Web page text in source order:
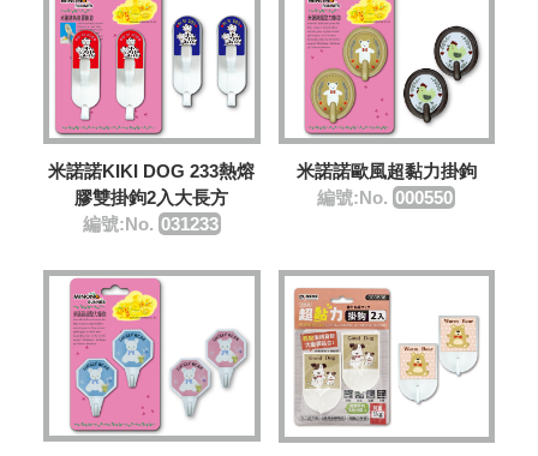
米諾諾KIKI DOG 233熱熔
膠雙掛鉤2入大長方
編號:No. 031233
米諾諾歐風超黏力掛鉤
編號:No. 000550